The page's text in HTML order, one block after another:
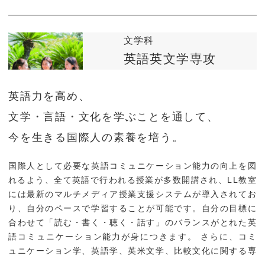
文学科
英語英文学専攻
英語力を高め、
文学・言語・文化を学ぶことを通して、
今を生きる国際人の素養を培う。
国際人として必要な英語コミュニケーション能力の向上を図
れるよう、全て英語で行われる授業が多数開講され、LL教室
には最新のマルチメディア授業支援システムが導入されてお
り、自分のペースで学習することが可能です。自分の目標に
合わせて「読む・書く・聴く・話す」のバランスがとれた英
語コミュニケーション能力が身につきます。 さらに、コミ
ュニケーション学、英語学、英米文学、比較文化に関する専